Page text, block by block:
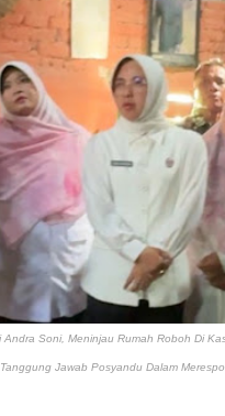
Soni, Meninjau Rumah Roboh Di
Jawab Posyandu Dalam